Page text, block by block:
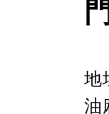
地
油